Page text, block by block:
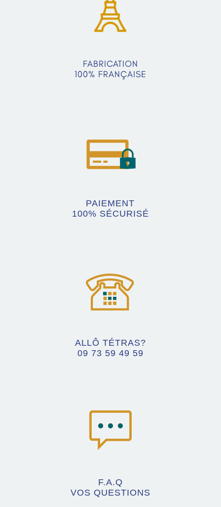
FABRICATION
100% FRANÇAISE
PAIEMENT
100% SÉCURISÉ
ALLÔ TÉTRAS?
09 73 59 49 59
F.A.Q
VOS QUESTIONS